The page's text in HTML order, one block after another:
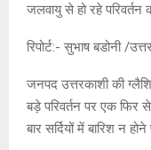
जलवायु से हो रहे
रिपोर्ट:- सुभाष बडोनी /
जनपद उत्तरकाशी की
बड़े परिवर्तन पर एक फिर
बार सर्दियों में बारिश न